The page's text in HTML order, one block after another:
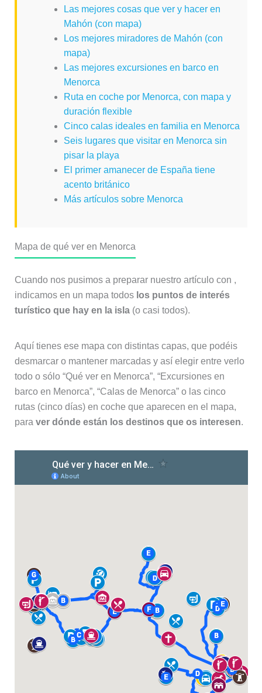
Las mejores cosas que ver y hacer en
Mahón (con mapa)
Los mejores miradores de Mahón (con
mapa)
Las mejores excursiones en barco en
Menorca
Ruta en coche por Menorca, con mapa y
duración flexible
Cinco calas ideales en familia en Menorca
Seis lugares que visitar en Menorca sin
pisar la playa
El primer amanecer de España tiene
acento británico
Más artículos sobre Menorca
Mapa de qué ver en Menorca
Cuando nos pusimos a preparar nuestro artículo con ,
indicamos en un mapa todos los puntos de interés
turístico que hay en la isla(o casi todos).
Aquí tienes ese mapa con distintas capas, que podéis
desmarcar o mantener marcadas y así elegir entre verlo
todo o sólo “Qué ver en Menorca”, “Excursiones en
barco en Menorca”, “Calas de Menorca” o las cinco
rutas (cinco días) en coche que aparecen en el mapa,
para ver dónde están los destinos que os interesen.